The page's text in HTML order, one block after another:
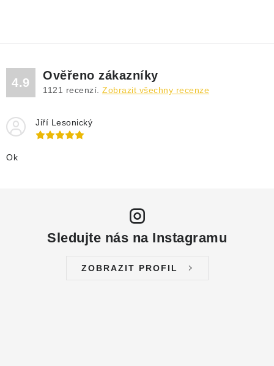
4.9
Ověřeno zákazníky
1121 recenzí. Zobrazit všechny recenze
Jiří Lesonický
Ok
Sledujte nás na Instagramu
ZOBRAZIT PROFIL